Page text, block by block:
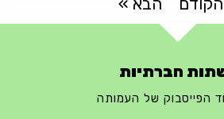
חברתיות
הפייסבוק של העמותה